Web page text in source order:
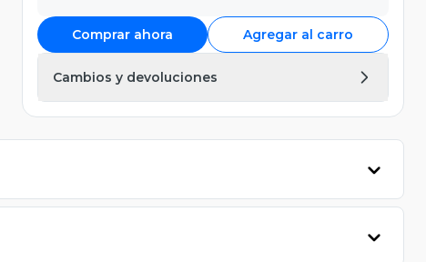
Comprar ahora Agregar al carro
Cambios y devoluciones